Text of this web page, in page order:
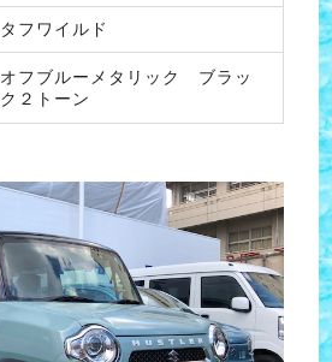
タフワイルド
オフブルーメタリック ブラッ
ク２トーン